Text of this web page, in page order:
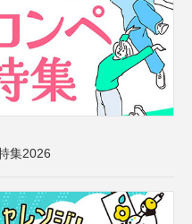
集2026